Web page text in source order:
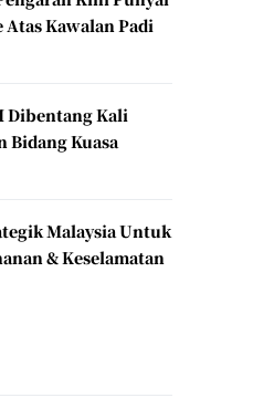
Atas Kawalan Padi
Dibentang Kali
Bidang Kuasa
Malaysia Untuk
& Keselamatan